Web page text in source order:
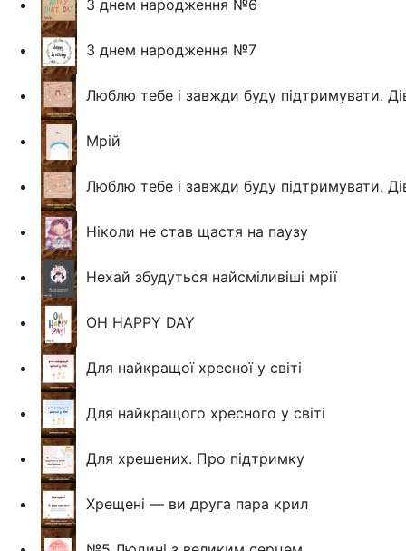
З днем народження №6
З днем народження №7
Люблю тебе і завжди буду підтримувати.
Мрій
Люблю тебе і завжди буду підтримувати.
Ніколи не став щастя на паузу
Нехай збудуться найсміливіші мрії
OH HAPPY DAY
Для найкращої хресної у світі
Для найкращого хресного у світі
Для хрешених. Про підтримку
Хрещені — ви друга пара крил